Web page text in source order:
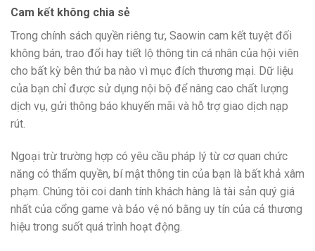
Cam kết không chia sẻ
Trong chính sách quyền riêng tư, Saowin cam kết tuyệt đối
không bán, trao đổi hay tiết lộ thông tin cá nhân của hội viên
cho bất kỳ bên thứ ba nào vì mục đích thương mại. Dữ liệu
của bạn chỉ được sử dụng nội bộ để nâng cao chất lượng
dịch vụ, gửi thông báo khuyến mãi và hỗ trợ giao dịch nạp
rút.
Ngoại trừ trường hợp có yêu cầu pháp lý từ cơ quan chức
năng có thẩm quyền, bí mật thông tin của bạn là bất khả xâm
phạm. Chúng tôi coi danh tính khách hàng là tài sản quý giá
nhất của cổng game và bảo vệ nó bằng uy tín của cả thương
hiệu trong suốt quá trình hoạt động.